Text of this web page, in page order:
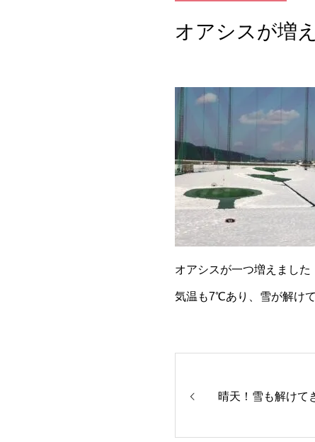
オアシスが増
オアシスが一つ増えました
気温も7℃あり、雪が解け
晴天！雪も解けて